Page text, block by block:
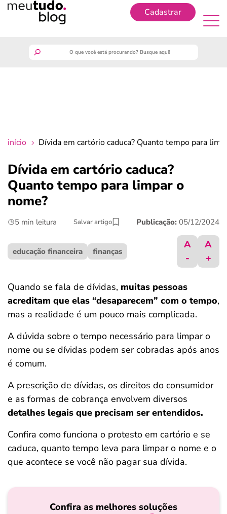
Cadastrar
crédito fácil
início Dívida em cartório caduca? Quanto tempo para
Dívida em cartório caduca?
Quanto tempo para limpar o
nome?
5 min leitura Salvar artigo Publicação: 05/12/2024
educação financeira finanças
A
-
A
+
Quando se fala de dívidas, muitas pessoas
acreditam que elas “desaparecem” com o tempo,
mas a realidade é um pouco mais complicada.
A dúvida sobre o tempo necessário para limpar o
nome ou se dívidas podem ser cobradas após anos
é comum.
A prescrição de dívidas, os direitos do consumidor
e as formas de cobrança envolvem diversos
detalhes legais que precisam ser entendidos.
Confira como funciona o protesto em cartório e se
caduca, quanto tempo leva para limpar o nome e o
que acontece se você não pagar sua dívida.
Confira as melhores soluções